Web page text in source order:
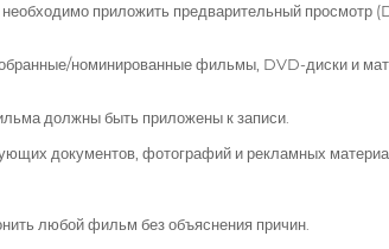
приложить предварительный
номинированные фильмы, DVD-диски и
должны быть приложены к записи.
документов, фотографий и рекламных
любой фильм без объяснения причин.